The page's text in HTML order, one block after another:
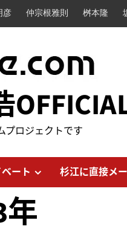
彦 仲宗根雅則 桝本隆
プロジェクトです
ート 杉江に直接メ